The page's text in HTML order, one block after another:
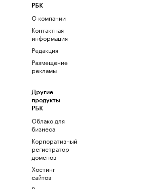
РБК
О компании
Контактная
информация
Редакция
Размещение
рекламы
Другие
продукты
РБК
Облако для
бизнеса
Корпоративный
регистратор
доменов
Хостинг
сайтов